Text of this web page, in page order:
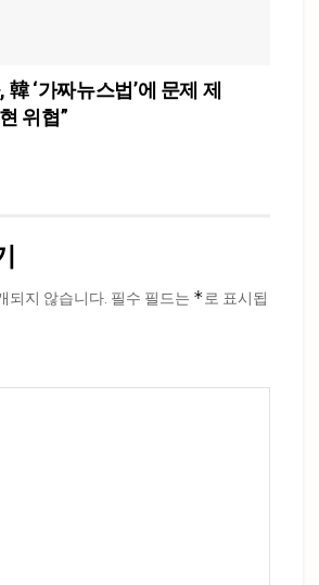
‘가짜뉴스법’에 문제 제
위협”
되지 않습니다. 필수 필드는 *로 표시됩